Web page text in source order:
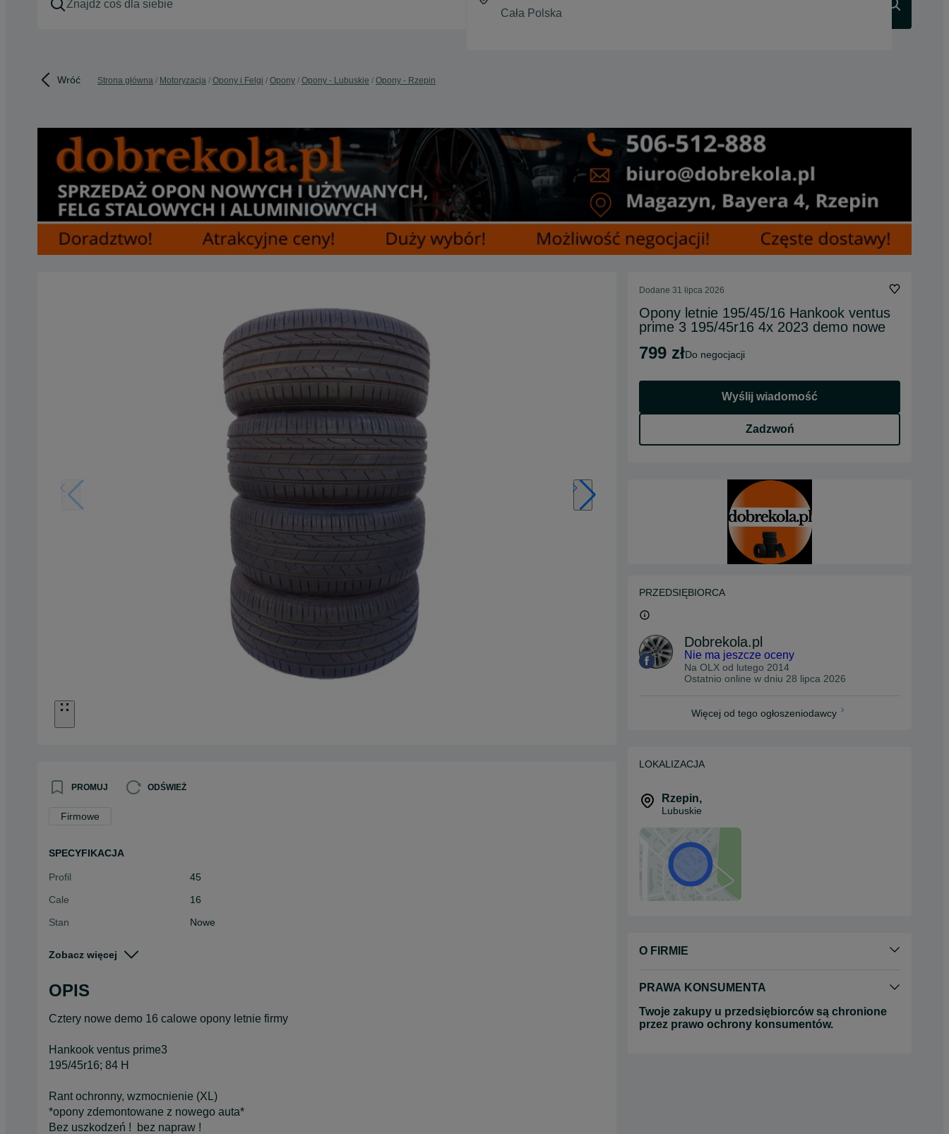
Wróć Strona główna Motoryzacja Opony i Felgi Opony Opony - Lubuskie Opony - Rzepin
PROMUJ ODŚWIEŻ
Firmowe
SPECYFIKACJA
Profil
45
Cale
16
Stan
Nowe
Szerokość
Zobacz więcej
OPIS
Cztery nowe demo 16 calowe opony letnie firmy
Hankook ventus prime3
195/45r16; 84 H
Rant ochronny, wzmocnienie (XL)
*opony zdemontowane z nowego auta*
Bez uszkodzeń ! bez napraw !
Dodane 31 lipca 2026
Opony letnie 195/45/16 Hankook ventus
prime 3 195/45r16 4x 2023 demo nowe
799 zł do negocjacji
Wyślij wiadomość
Zadzwoń
PRZEDSIĘBIORCA
Dobrekola.pl
Nie ma jeszcze oceny
Na OLX od lutego 2014
Ostatnio online w dniu 28 lipca 2026
Więcej od tego ogłoszeniodawcy
LOKALIZACJA
Rzepin,
Lubuskie
O FIRMIE
PRAWA KONSUMENTA
Twoje zakupy u przedsiębiorców są chronione
przez prawo ochrony konsumentów.